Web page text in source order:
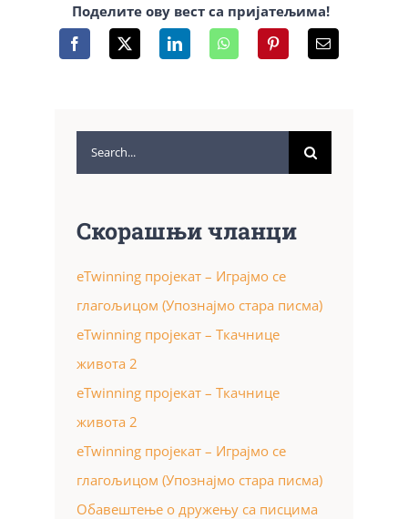
Поделите ову вест са пријатељима!
Search
for:
Скорашњи чланци
eTwinning пројекат – Играјмо се
глагољицом (Упознајмо стара писма)
eTwinning пројекат – Ткачнице
живота 2
eTwinning пројекат – Ткачнице
живота 2
eTwinning пројекат – Играјмо се
глагољицом (Упознајмо стара писма)
Обавештење о дружењу са писцима